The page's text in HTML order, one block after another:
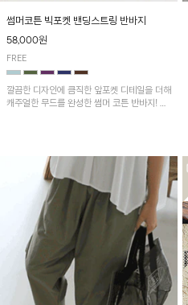
썸머코튼 빅포켓 밴딩스트링 반바지
58,000원
FREE
깔끔한 디자인에 큼직한 앞포켓 디테일을 더해
캐주얼한 무드를 완성한 썸머 코튼 반바지! 허